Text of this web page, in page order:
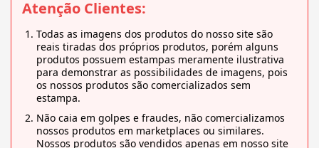
Atenção Clientes:
Todas as imagens dos produtos do nosso site são
reais tiradas dos próprios produtos, porém alguns
produtos possuem estampas meramente ilustrativa
para demonstrar as possibilidades de imagens, pois
os nossos produtos são comercializados sem
estampa.
Não caia em golpes e fraudes, não comercializamos
nossos produtos em marketplaces ou similares.
Nossos produtos são vendidos apenas em nosso site